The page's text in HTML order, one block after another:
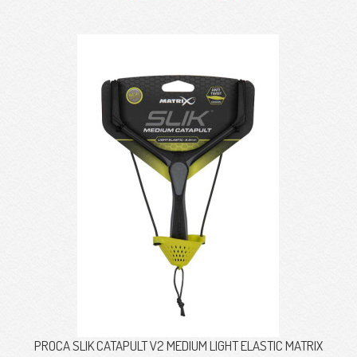
PROCA SLIK CATAPULT V2 MEDIUM LIGHT ELASTIC MATRIX